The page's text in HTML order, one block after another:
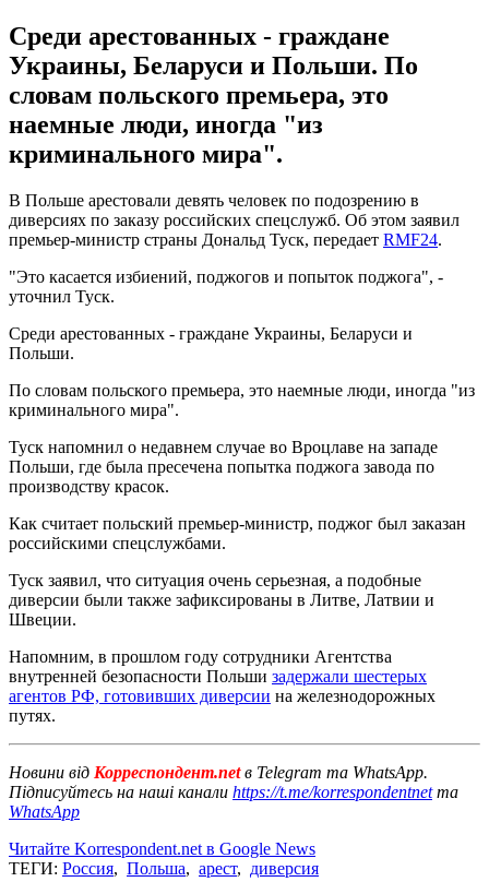
Среди арестованных - граждане
Украины, Беларуси и Польши. По
словам польского премьера, это
наемные люди, иногда "из
криминального мира".
В Польше арестовали девять человек по подозрению в
диверсиях по заказу российских спецслужб. Об этом заявил
премьер-министр страны Дональд Туск, передает RMF24.
"Это касается избиений, поджогов и попыток поджога", -
уточнил Туск.
Среди арестованных - граждане Украины, Беларуси и
Польши.
По словам польского премьера, это наемные люди, иногда "из
криминального мира".
Туск напомнил о недавнем случае во Вроцлаве на западе
Польши, где была пресечена попытка поджога завода по
производству красок.
Как считает польский премьер-министр, поджог был заказан
российскими спецслужбами.
Туск заявил, что ситуация очень серьезная, а подобные
диверсии были также зафиксированы в Литве, Латвии и
Швеции.
Напомним, в прошлом году сотрудники Агентства
внутренней безопасности Польши задержали шестерых
агентов РФ, готовивших диверсии на железнодорожных
путях.
Новини від Корреспондент.netв Telegram та WhatsApp.
Підписуйтесь на наші канали https://t.me/korrespondentnetта
WhatsApp
Читайте Korrespondent.net в Google News
ТЕГИ: Россия, Польша, арест, диверсия